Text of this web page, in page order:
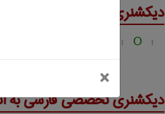
دیکشنری تخصصی انگلیسی
| O |
دیکشنری تخصصی فارسی به
×بستن